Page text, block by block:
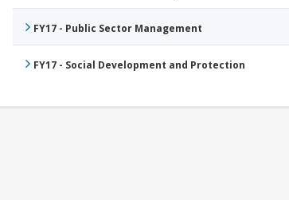
FY17 - Public Sector Management
FY17 - Social Development and Protection